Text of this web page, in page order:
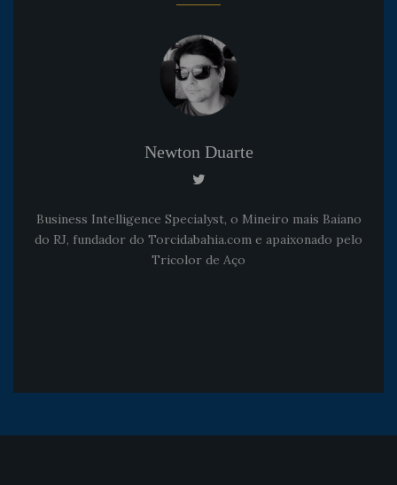
Newton Duarte
Business Intelligence Specialyst, o Mineiro mais Baiano
do RJ, fundador do Torcidabahia.com e apaixonado pelo
Tricolor de Aço